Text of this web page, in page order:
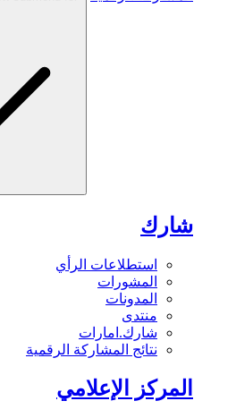
شارك
استطلاعات الرأي
المشورات
المدونات
منتدى
شارك.امارات
نتائج المشاركة الرقمية
المركز الإعلامي